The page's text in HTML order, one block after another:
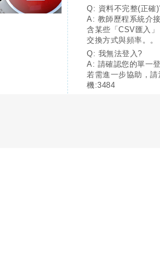
Q: 資料不完整(正確
A: 教師歷程系統介
含某些「CSV匯入
交換方式與頻率。。
Q: 我無法登入?
A: 請確認您的單一
若需進一步協助，
機:3484